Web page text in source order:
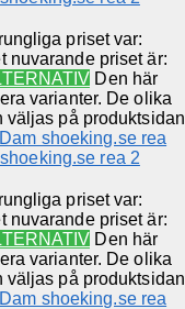
priset var:
nuvarande priset är:
Den här
varianter. De olika
väljas på produktsidan
priset var:
nuvarande priset är:
Den här
varianter. De olika
väljas på produktsidan